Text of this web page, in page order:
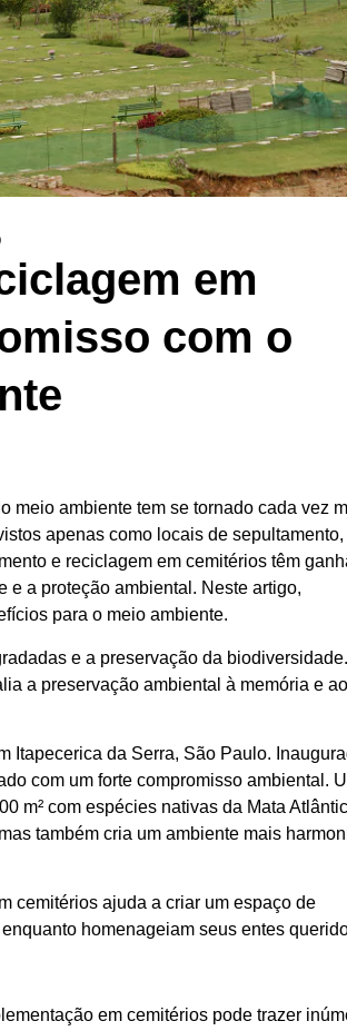
em
com o
meio ambiente tem se tornado cada vez
apenas como locais de sepultamento,
e reciclagem em cemitérios têm
e a proteção ambiental. Neste artigo,
para o meio ambiente.
e a preservação da
a preservação ambiental à memória e ao
Itapecerica da Serra, São Paulo.
com um forte compromisso ambiental.
m² com espécies nativas da Mata
também cria um ambiente mais
cemitérios ajuda a criar um espaço de
homenageiam seus entes
em cemitérios pode trazer